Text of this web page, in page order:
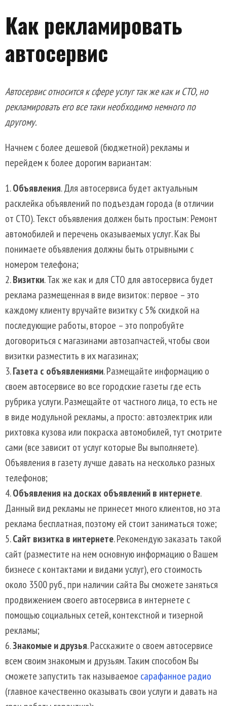
Как рекламировать
автосервис
Автосервис относится к сфере услуг так же как и СТО, но
рекламировать его все таки необходимо немного по
другому.
Начнем с более дешевой (бюджетной) рекламы и
перейдем к более дорогим вариантам:
Объявления. Для автосервиса будет актуальным
расклейка объявлений по подъездам города (в отличии
от СТО). Текст объявления должен быть простым: Ремонт
автомобилей и перечень оказываемых услуг. Как Вы
понимаете объявления должны быть отрывными с
номером телефона;
Визитки. Так же как и для СТО для автосервиса будет
реклама размещенная в виде визиток: первое – это
каждому клиенту вручайте визитку с 5% скидкой на
последующие работы, второе – это попробуйте
договориться с магазинами автозапчастей, чтобы свои
визитки разместить в их магазинах;
Газета с объявлениями. Размещайте информацию о
своем автосервисе во все городские газеты где есть
рубрика услуги. Размещайте от частного лица, то есть не
в виде модульной рекламы, а просто: автоэлектрик или
рихтовка кузова или покраска автомобилей, тут смотрите
сами (все зависит от услуг которые Вы выполняете).
Объявления в газету лучше давать на несколько разных
телефонов;
Объявления на досках объявлений в интернете.
Данный вид рекламы не принесет много клиентов, но эта
реклама бесплатная, поэтому ей стоит заниматься тоже;
Сайт визитка в интернете. Рекомендую заказать такой
сайт (разместите на нем основную информацию о Вашем
бизнесе с контактами и видами услуг), его стоимость
около 3500 руб., при наличии сайта Вы сможете заняться
продвижением своего автосервиса в интернете с
помощью социальных сетей, контекстной и тизерной
рекламы;
Знакомые и друзья. Расскажите о своем автосервисе
всем своим знакомым и друзьям. Таким способом Вы
сможете запустить так называемое сарафанное радио
(главное качественно оказывать свои услуги и давать на